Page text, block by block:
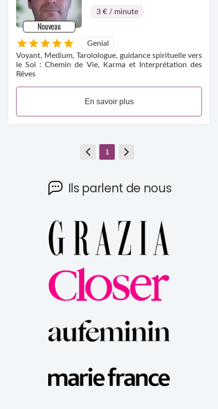
Nouveau
3 € / minute
Genial
Voyant, Medium, Tarolologue, guidance spirituelle vers
le Soi : Chemin de Vie, Karma et Interprétation des
Rêves
En savoir plus
1
Ils parlent de nous